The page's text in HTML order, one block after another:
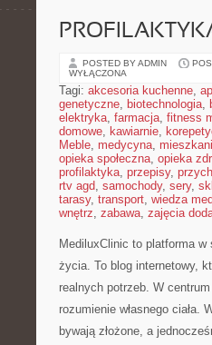
POSTED BY ADMIN
WYŁĄCZONA
Tagi: akcesoria kuchenne,
genetyczne, biotechnologia,
elektryka, farmacja, fitness
domowe, kawiarnie,
Meble, medycyna,
opieka społeczna, opieka
profilaktyka, przepisy,
rtv agd, samochody, sery,
tarasy, transport, wiedza
wnętrz, zabawa, zajęcia
MediluxClinic to platforma
życia. To blog internetowy,
realnych potrzeb. W
rozumienie własnego
bywają złożone, a